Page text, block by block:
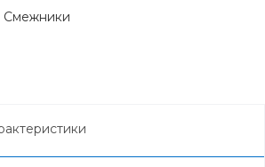
Смежники